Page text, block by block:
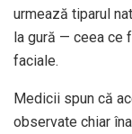
urmează tiparul
la gură — ceea ce
faciale.
Medicii spun că
observate chiar